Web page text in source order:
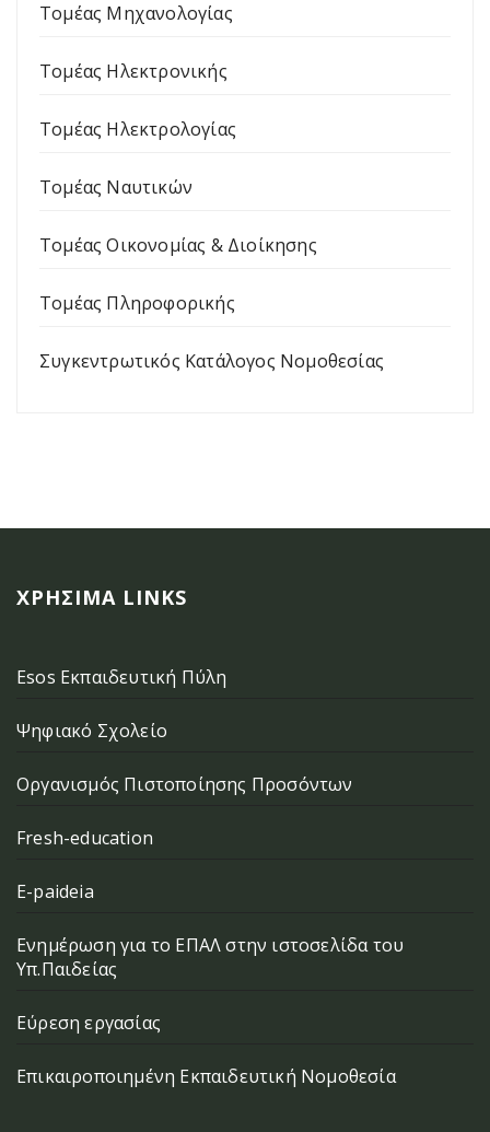
Τομέας Μηχανολογίας
Τομέας Ηλεκτρονικής
Τομέας Ηλεκτρολογίας
Τομέας Ναυτικών
Τομέας Οικονομίας & Διοίκησης
Τομέας Πληροφορικής
Συγκεντρωτικός Κατάλογος Νομοθεσίας
ΧΡΉΣΙΜΑ LINKS
Esos Εκπαιδευτική Πύλη
Ψηφιακό Σχολείο
Οργανισμός Πιστοποίησης Προσόντων
Fresh-education
E-paideia
Ενημέρωση για το ΕΠΑΛ στην ιστοσελίδα του
Υπ.Παιδείας
Εύρεση εργασίας
Επικαιροποιημένη Εκπαιδευτική Νομοθεσία